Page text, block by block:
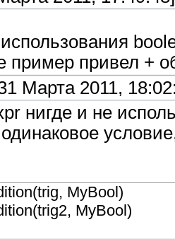
takes nothing returns
пример привел +
Марта 2011,
нигде и не
одинаковое
MyBool)
MyBool)